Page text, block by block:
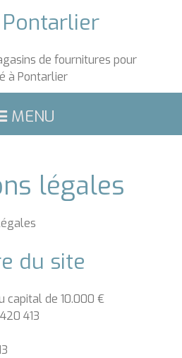
Pontarlier
de fournitures pour
à Pontarlier
ACCUEIL
ASTUCES
MENU
légales
du site
capital de 10.000 €
413